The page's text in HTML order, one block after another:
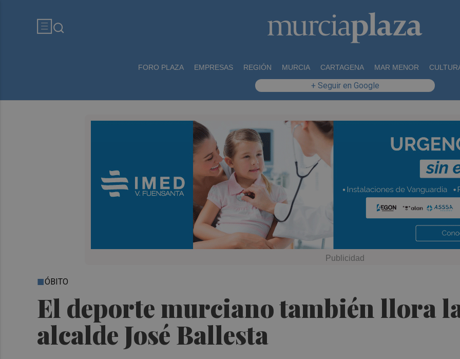
FORO PLAZA EMPRESAS REGIÓN MURCIA CARTAGENA MAR MENOR
+ Seguir en Google
El deporte murciano también llora
alcalde José Ballesta
ÓBITO